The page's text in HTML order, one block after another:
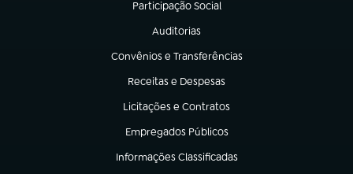
Participação Social
(abre em nova aba)
Auditorias
(abre em nova aba)
Convênios e Transferências
(abre em nova aba)
Receitas e Despesas
(abre em nova aba)
Licitações e Contratos
(abre em nova aba)
Empregados Públicos
(abre em nova aba)
Informações Classificadas
(abre em nova aba)